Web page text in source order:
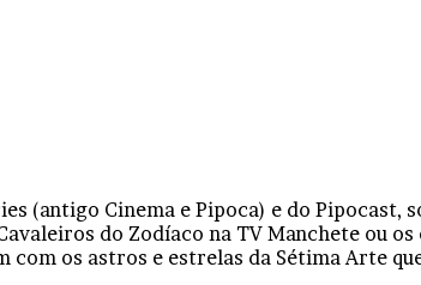
(antigo Cinema e Pipoca) e do Pipocast,
do Zodíaco na TV Manchete ou
com os astros e estrelas da Sétima Arte